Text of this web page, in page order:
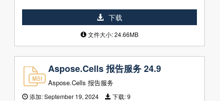
下载
文件大小: 24.66MB
Aspose.Cells 报告服务 24.9
Aspose.Cells 报告服务
添加:September 19, 2024 下载:9